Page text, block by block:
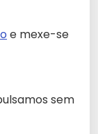
e mexe-se
sem